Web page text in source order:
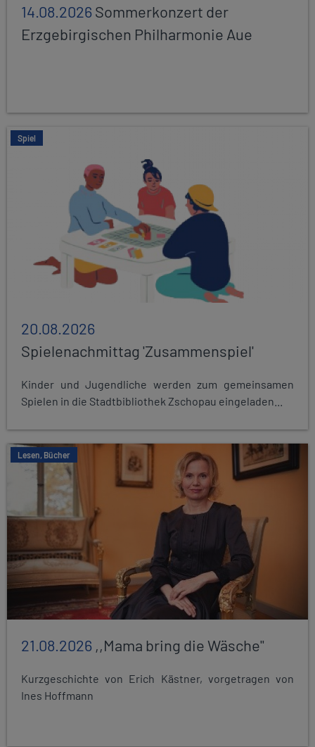
14.08.2026Sommerkonzert der
Erzgebirgischen Philharmonie Aue
Spiel
20.08.2026
Spielenachmittag 'Zusammenspiel'
Kinder und Jugendliche werden zum gemeinsamen
Spielen in die Stadtbibliothek Zschopau eingeladen...
Lesen, Bücher
21.08.2026 ,,Mama bring die Wäsche"
Kurzgeschichte von Erich Kästner, vorgetragen von
Ines Hoffmann